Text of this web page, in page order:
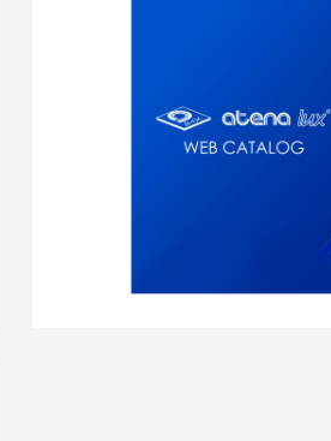
FINITIONS ET